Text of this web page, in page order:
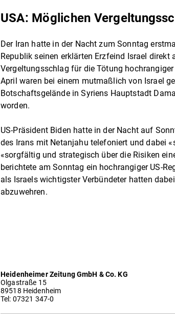
USA: Möglichen
Der Iran hatte in der Nacht zum Sonntag
Republik seinen erklärten Erzfeind Israel
Vergeltungsschlag für die Tötung
April waren bei einem mutmaßlich von Israel
Botschaftsgelände in Syriens Hauptstadt
worden.
US-Präsident Biden hatte in der Nacht auf
des Irans mit Netanjahu telefoniert und dabei
«sorgfältig und strategisch über die Risiken
berichtete am Sonntag ein hochrangiger US-
als Israels wichtigster Verbündeter hatten
abzuwehren.
Heidenheimer Zeitung GmbH & Co. KG
Olgastraße 15
89518 Heidenheim
Tel: 07321 347-0